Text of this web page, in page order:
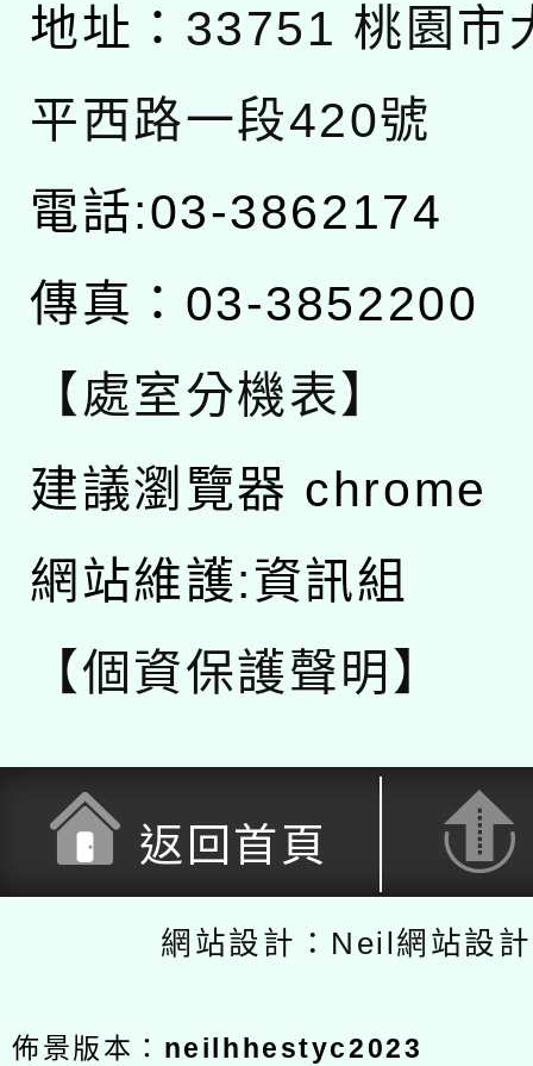
地址： 33751 桃園市
平西路一段420號
電話:03-3862174
傳真：03-3852200
【處室分機表】
建議瀏覽器 chrome
網站維護:資訊組
【個資保護聲明】
返回首頁
網站設計：Neil網站設
佈景版本： neilhhestyc2023